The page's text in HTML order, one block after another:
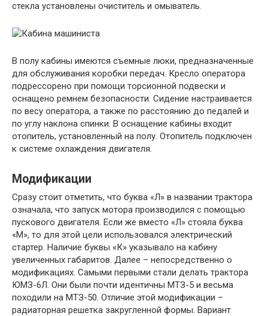
стекла установлены очиститель и омыватель.
В полу кабины имеются съемные люки, предназначенные
для обслуживания коробки передач. Кресло оператора
подрессорено при помощи торсионной подвески и
оснащено ремнем безопасности. Сидение настраивается
по весу оператора, а также по расстоянию до педалей и
по углу наклона спинки. В оснащение кабины входит
отопитель, установленный на полу. Отопитель подключен
к системе охлаждения двигателя.
Модификации
Сразу стоит отметить, что буква «Л» в названии трактора
означала, что запуск мотора производился с помощью
пускового двигателя. Если же вместо «Л» стояла буква
«М», то для этой цели использовался электрический
стартер. Наличие буквы «К» указывало на кабину
увеличенных габаритов. Далее – непосредственно о
модификациях. Самыми первыми стали делать трактора
ЮМЗ-6Л. Они были почти идентичны МТЗ-5 и весьма
походили на МТЗ-50. Отличие этой модификации –
радиаторная решетка закругленной формы. Вариант